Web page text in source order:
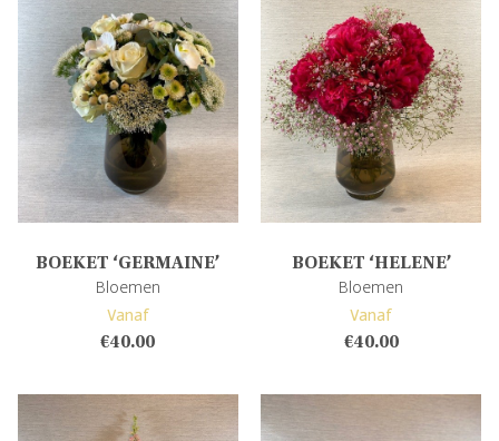
BOEKET ‘GERMAINE’
Bloemen
Vanaf
€40.00
BOEKET ‘HELENE’
Bloemen
Vanaf
€40.00